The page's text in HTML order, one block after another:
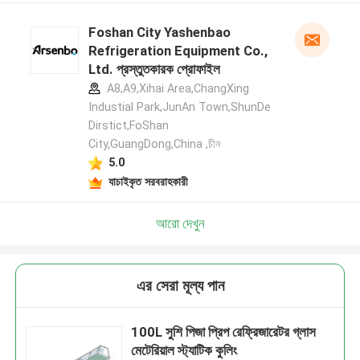
Foshan City Yashenbao
Refrigeration Equipment Co.,
Ltd. প্রস্তুতকারক প্রোফাইল
A8,A9,Xihai Area,ChangXing
Industial Park,JunAn Town,ShunDe
Dirstict,FoShan
City,GuangDong,China ,চীন
5.0
যাচাইকৃত সরবরাহকারী
আরো দেখুন
এর সেরা মূল্য পান
100L সুশি পিজা প্রিপ রেফ্রিজারেটর গ্লাস
মেটেরিয়াল স্ট্যাটিক কুলিং